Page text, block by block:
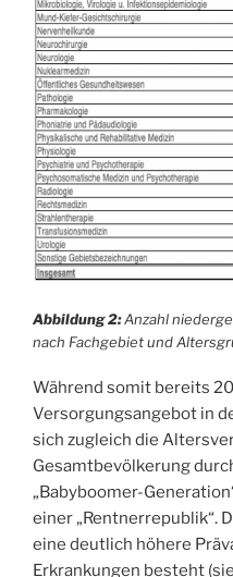
Abbildung 2:Anzahl
nach Fachgebiet und
Während somit bereits
Versorgungsangebot in
sich zugleich die
Gesamtbevölkerung
„Babyboomer-
einer „Rentnerrepublik“.
eine deutlich höhere
Erkrankungen besteht